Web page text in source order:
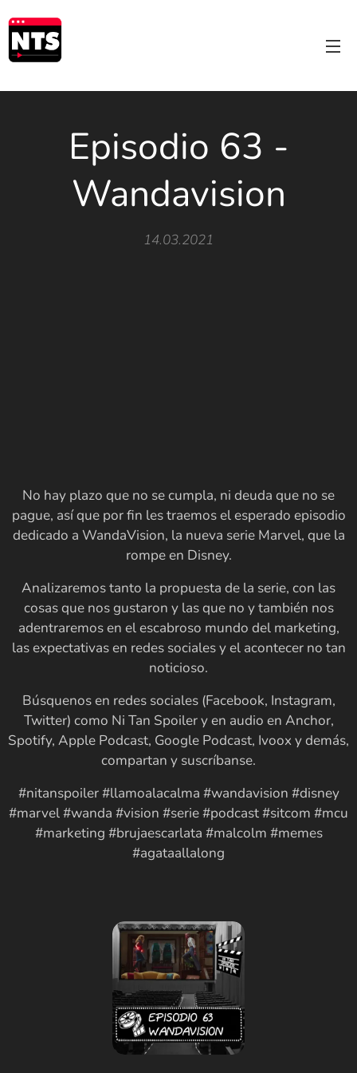
Episodio 63 -
Wandavision
14.03.2021
No hay plazo que no se cumpla, ni deuda que no se
pague, así que por fin les traemos el esperado episodio
dedicado a WandaVision, la nueva serie Marvel, que la
rompe en Disney.
Analizaremos tanto la propuesta de la serie, con las
cosas que nos gustaron y las que no y también nos
adentraremos en el escabroso mundo del marketing,
las expectativas en redes sociales y el acontecer no tan
noticioso.
Búsquenos en redes sociales (Facebook, Instagram,
Twitter) como Ni Tan Spoiler y en audio en Anchor,
Spotify, Apple Podcast, Google Podcast, Ivoox y demás,
compartan y suscríbanse.
#nitanspoiler #llamoalacalma #wandavision #disney
#marvel #wanda #vision #serie #podcast #sitcom #mcu
#marketing #brujaescarlata #malcolm #memes
#agataallalong